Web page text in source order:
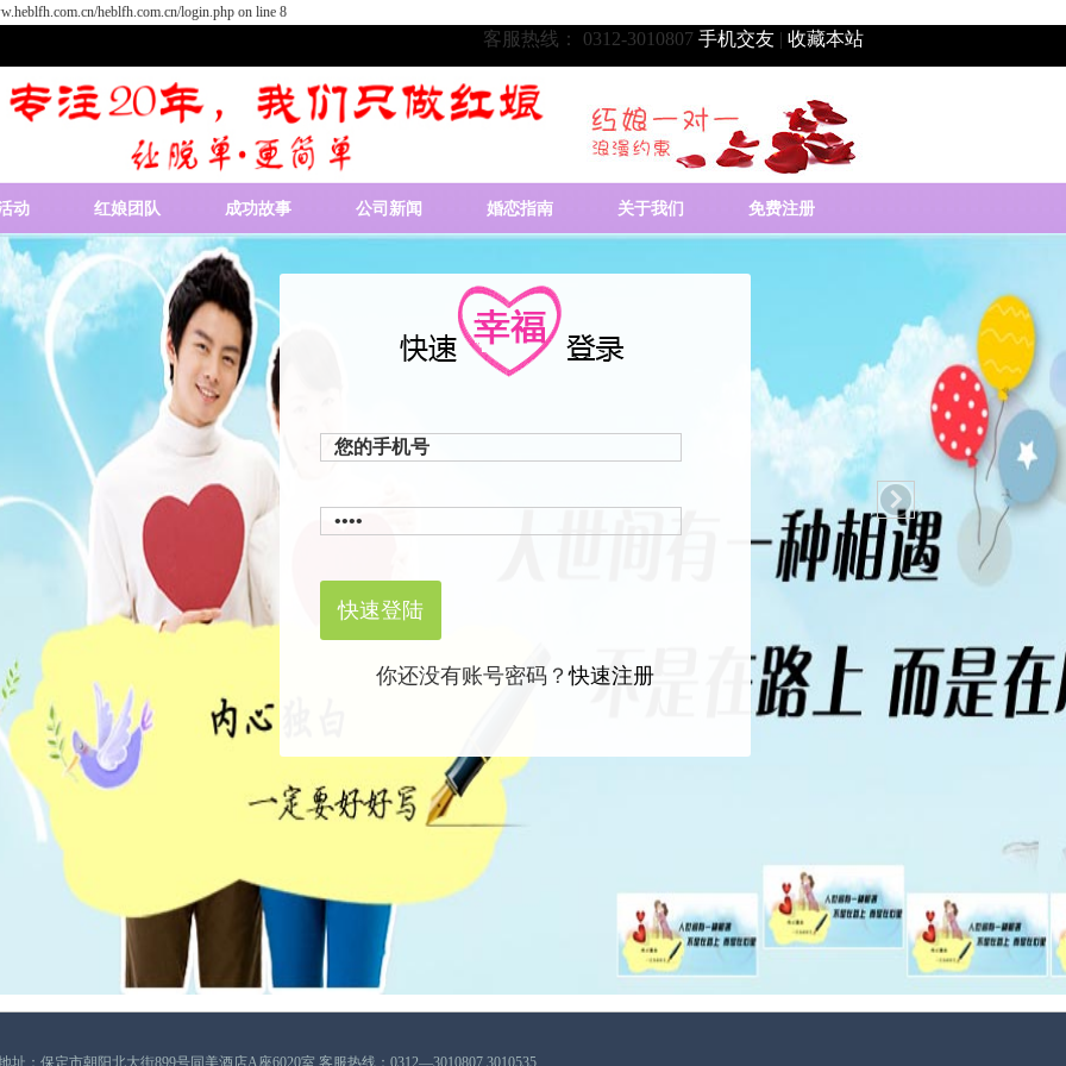
heblfh.com.cn/login.php on line 8
客服热线： 0312-3010807 手机交友 | 收藏本站
动 红娘团队 成功故事 公司新闻 婚恋指南 关于我们 免费注册
右
你还没有账号密码？快速注册
址：保定市朝阳北大街899号同美酒店A座6020室 客服热线：0312—3010807 3010535